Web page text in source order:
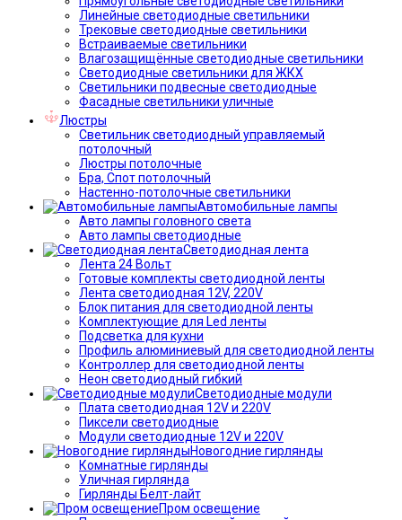
Линейные светодиодные светильники
Трековые светодиодные светильники
Встраиваемые светильники
Влагозащищённые светодиодные светильники
Светодиодные светильники для ЖКХ
Светильники подвесные светодиодные
Фасадные светильники уличные
Люстры
Светильник светодиодный управляемый
потолочный
Люстры потолочные
Бра, Спот потолочный
Настенно-потолочные светильники
Автомобильные лампы
Авто лампы головного света
Авто лампы светодиодные
Светодиодная лента
Лента 24 Вольт
Готовые комплекты светодиодной ленты
Лента светодиодная 12V, 220V
Блок питания для светодиодной ленты
Комплектующие для Led ленты
Подсветка для кухни
Профиль алюминиевый для светодиодной ленты
Контроллер для светодиодной ленты
Неон светодиодный гибкий
Светодиодные модули
Плата светодиодная 12V и 220V
Пиксели светодиодные
Модули светодиодные 12V и 220V
Новогодние гирлянды
Комнатные гирлянды
Уличная гирлянда
Гирлянды Белт-лайт
Пром освещение